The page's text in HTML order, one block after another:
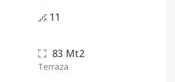
11
83 Mt2
Terraza